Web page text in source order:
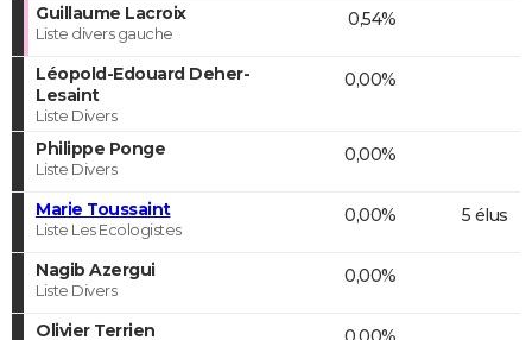
Guillaume Lacroix
Liste divers gauche
0,54%
Léopold-Edouard Deher-
Lesaint
Liste Divers
0,00%
Philippe Ponge
Liste Divers
0,00%
Marie Toussaint
Liste Les Ecologistes
0,00% 5 élus
Nagib Azergui
Liste Divers
0,00%
Olivier Terrien